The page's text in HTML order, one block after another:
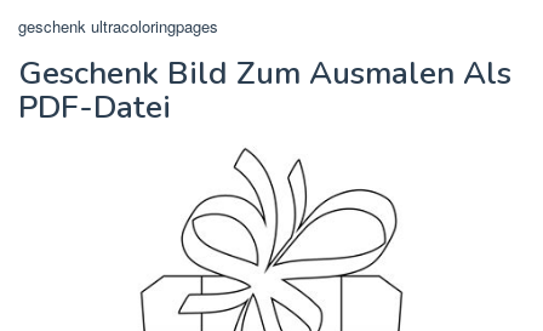
geschenk ultracoloringpages
Geschenk Bild Zum Ausmalen Als
PDF-Datei